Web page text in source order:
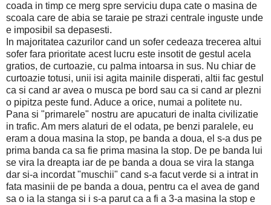
coada in timp ce merg spre serviciu dupa cate o masina de
scoala care de abia se taraie pe strazi centrale inguste unde
e imposibil sa depasesti.
In majoritatea cazurilor cand un sofer cedeaza trecerea altui
sofer fara prioritate acest lucru este insotit de gestul acela
gratios, de curtoazie, cu palma intoarsa in sus. Nu chiar de
curtoazie totusi, unii isi agita mainile disperati, altii fac gestul
ca si cand ar avea o musca pe bord sau ca si cand ar plezni
o pipitza peste fund. Aduce a orice, numai a politete nu.
Pana si "primarele" nostru are apucaturi de inalta civilizatie
in trafic. Am mers alaturi de el odata, pe benzi paralele, eu
eram a doua masina la stop, pe banda a doua, el s-a dus pe
prima banda ca sa fie prima masina la stop. De pe banda lui
se vira la dreapta iar de pe banda a doua se vira la stanga
dar si-a incordat "muschii" cand s-a facut verde si a intrat in
fata masinii de pe banda a doua, pentru ca el avea de gand
sa o ia la stanga si i s-a parut ca a fi a 3-a masina la stop e